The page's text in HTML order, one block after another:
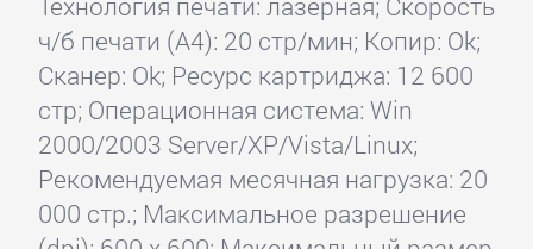
ч/б печати (А4): 20 стр/мин; Копир: Ok;
Сканер: Ok; Ресурс картриджа: 12 600
стр; Операционная система: Win
2000/2003 Server/XP/Vista/Linux;
Рекомендуемая месячная нагрузка: 20
000 стр.; Максимальное разрешение